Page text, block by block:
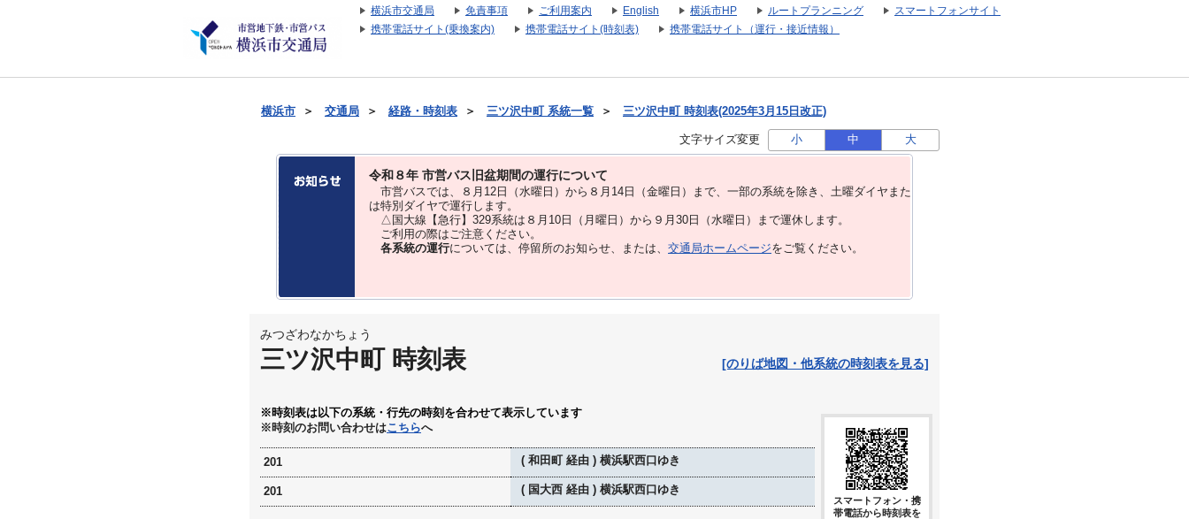
横浜市交通局 免責事項 ご利用案内 English 横浜市HP ルートプランニング
スマートフォンサイト
携帯電話サイト(乗換案内)
携帯電話サイト(時刻表) 携帯電話サイト（運行・接近情報）
横浜市 ＞ 交通局 ＞ 経路・時刻表 ＞ 三ツ沢中町 系統一覧 ＞ 三ツ沢中町 時刻表(2025年3月15日改正)
文字サイズ変更 小 中 大
令和８年 市営バス旧盆期間の運行について
市営バスでは、８⽉12⽇（水曜日）から８⽉14⽇（金曜日）まで、⼀部の系統を除き、⼟曜ダイヤまた
は特別ダイヤで運⾏します。
△国大線【急行】329系統は８月10日（月曜日）から９月30日（水曜日）まで運休します。
ご利用の際はご注意ください。
各系統の運行については、停留所のお知らせ、または、 交通局ホームページをご覧ください。
みつざわなかちょう
三ツ沢中町 時刻表 [のりば地図・他系統の時刻表を見る]
※時刻表は以下の系統・行先の時刻を合わせて表示しています
※時刻のお問い合わせはこちらへ
201 ( 和田町 経由 ) 横浜駅西口ゆき
201 ( 国大西 経由 ) 横浜駅西口ゆき
スマートフォン・携
帯電話から時刻表を